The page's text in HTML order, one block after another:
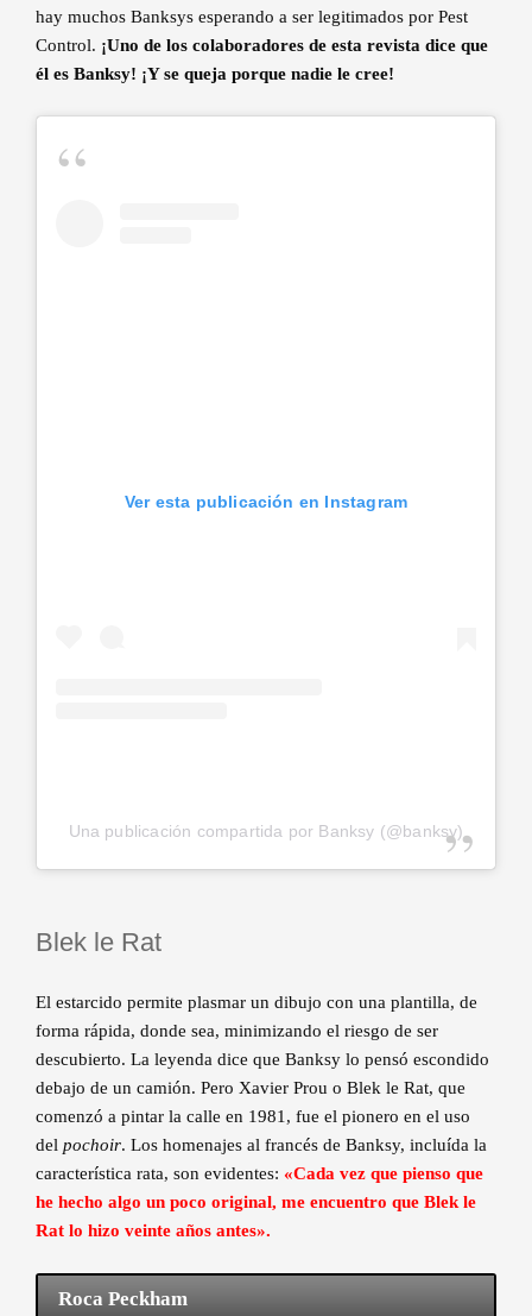
hay muchos Banksys esperando a ser legitimados por Pest
Control. ¡Uno de los colaboradores de esta revista dice que
él es Banksy! ¡Y se queja porque nadie le cree!
Ver esta publicación en Instagram
Una publicación compartida por Banksy (@banksy)
Blek le Rat
El estarcido permite plasmar un dibujo con una plantilla, de
forma rápida, donde sea, minimizando el riesgo de ser
descubierto. La leyenda dice que Banksy lo pensó escondido
debajo de un camión. Pero Xavier Prou o Blek le Rat, que
comenzó a pintar la calle en 1981, fue el pionero en el uso
del pochoir. Los homenajes al francés de Banksy, incluída la
característica rata, son evidentes: «Cada vez que pienso que
he hecho algo un poco original, me encuentro que Blek le
Rat lo hizo veinte años antes».
Roca Peckham